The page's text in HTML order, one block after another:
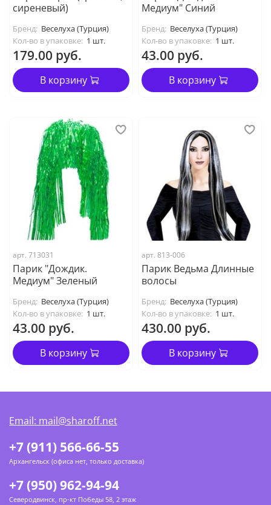
сиреневый)
Бренд: Веселуха (Турция)
Кол-во в упаковке: 1 шт.
179.00 руб.
В корзину
Медиум" Синий
Бренд: Веселуха (Турция)
Кол-во в упаковке: 1 шт.
43.00 руб.
В корзину
арт. 713031
Парик "Дождик.
Медиум" Зеленый
Бренд: Веселуха (Турция)
Кол-во в упаковке: 1 шт.
43.00 руб.
В корзину
арт. 813-006
Парик Ведьма Длинные
волосы
Бренд: Веселуха (Турция)
Кол-во в упаковке: 1 шт.
430.00 руб.
В корзину
+7 (911) 566-66-55
Архангельск (офиса нет, только доставка)
+7 (950) 962-94-94
Северодвинск, пр-кт Победы 58, 2 этаж
Email: mail@sharoff.net